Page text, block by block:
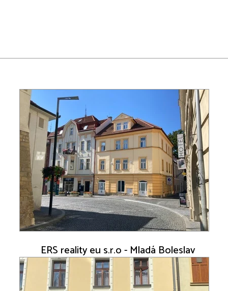
ERS reality eu s.r.o - Mladá Boleslav